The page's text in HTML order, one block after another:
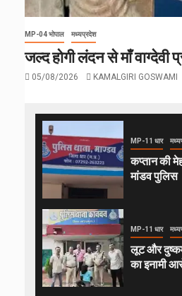
MP-04 भोपाल मध्यप्रदेश
जल्द होगी लंदन से माँ वाग्देवी
05/08/2026 KAMALGIRI GOSWAMI
MP-11 धार
कप्तान की
मांडव पुलिस
MP-11 धार
लूट और
का इनामी